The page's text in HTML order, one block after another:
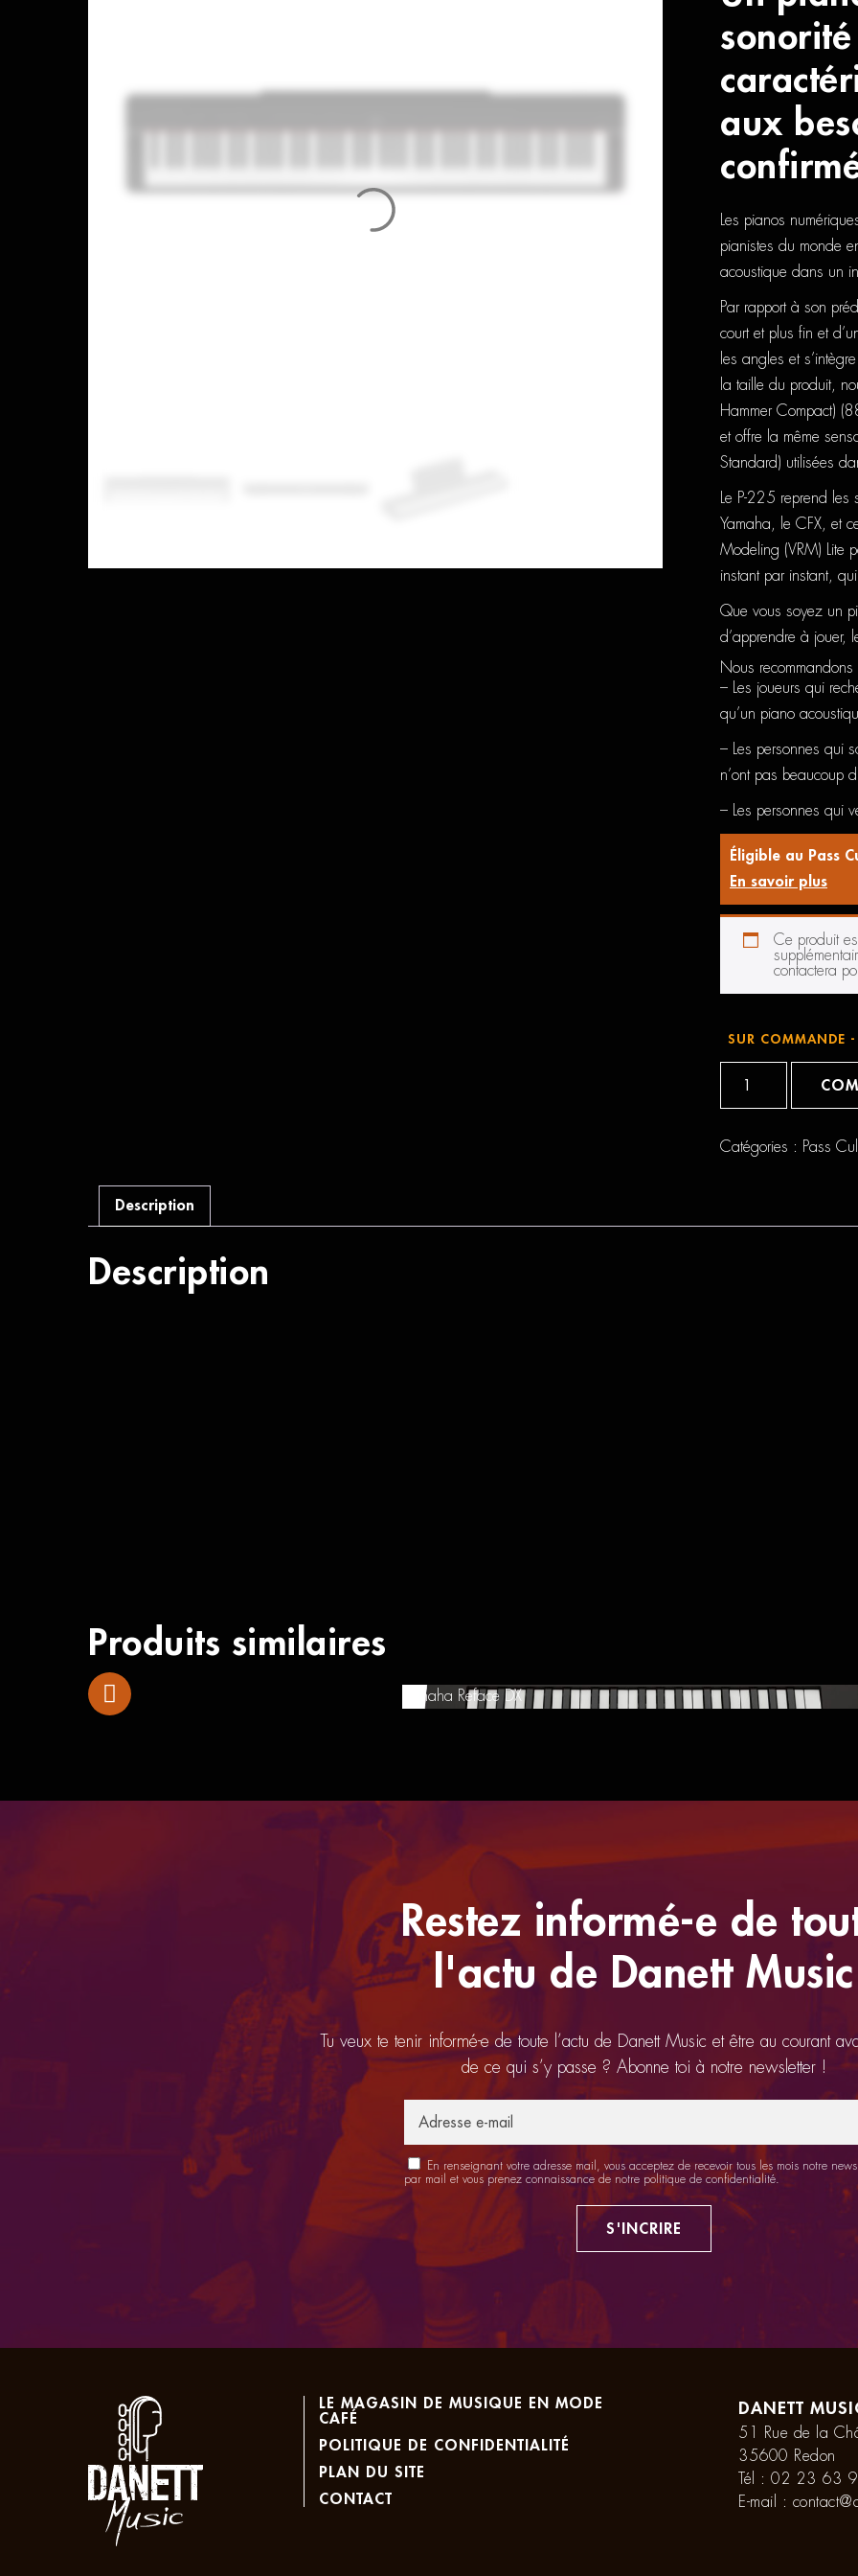
aux
Les pianos
pianistes du monde
acoustique dans un
Par rapport à son
court et plus fin et
les angles et
la taille du produit,
Hammer Compact)
et offre la même
Standard) utilisées
Le P-225 reprend
Yamaha, le CFX, et
Modeling (VRM) Lite
instant par instant,
Que vous soyez un
d’apprendre à jouer,
Nous
– Les joueurs qui
qu’un piano
– Les personnes qui
n’ont pas beaucoup
– Les personnes qui
Éligible au Pass
En savoir plus
Ce produit
contactera
SUR COMMANDE -
Catégories : Pass
Description
Description
Produits similaires
Yamaha Reface DX
Restez informé-e de
l'actu de Danett Music
Tu veux te tenir informé-e de toute l’actu de Danett Music et être au courant
de ce qui s’y passe ? Abonne toi à notre newsletter !
En renseignant votre adresse mail, vous acceptez de recevoir tous les mois notre
par mail et vous prenez connaissance de notre politique de confidentialité
S'INCRIRE
LE MAGASIN DE MUSIQUE EN MODE
CAFÉ
POLITIQUE DE CONFIDENTIALITÉ
PLAN DU SITE
CONTACT
DANETT
51 Rue de la
35600 Redon
Tél : 02 23 63
E-mail :